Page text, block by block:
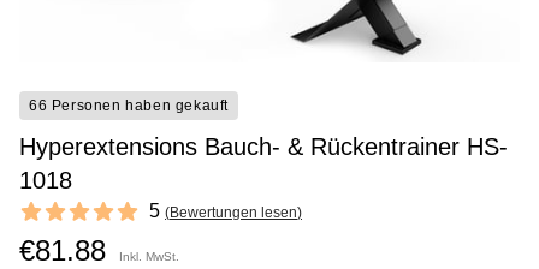
66 Personen haben gekauft
Hyperextensions Bauch- & Rückentrainer HS-
1018
Reviews
5 out of 5 stars 5 (Bewertungen lesen)
€81.88 Inkl. MwSt.